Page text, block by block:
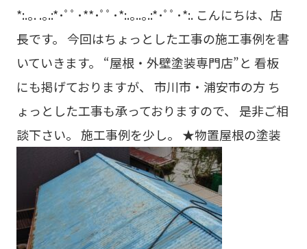
*:.｡. .｡.:*･ﾟﾟ･**･ﾟﾟ･*:.｡..｡.:*･ﾟﾟ･*:. こんにちは、店
長です。 今回はちょっとした工事の施工事例を書
いていきます。 “屋根・外壁塗装専門店”と 看板
にも掲げておりますが、 市川市・浦安市の方 ち
ょっとした工事も承っておりますので、 是非ご相
談下さい。 施工事例を少し。 ★物置屋根の塗装